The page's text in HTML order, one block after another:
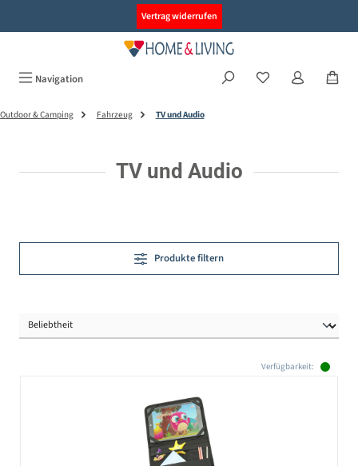
Vertrag widerrufen
Navigation
Outdoor & Camping Fahrzeug TV und Audio
TV und Audio
Produkte filtern
Verfügbarkeit: